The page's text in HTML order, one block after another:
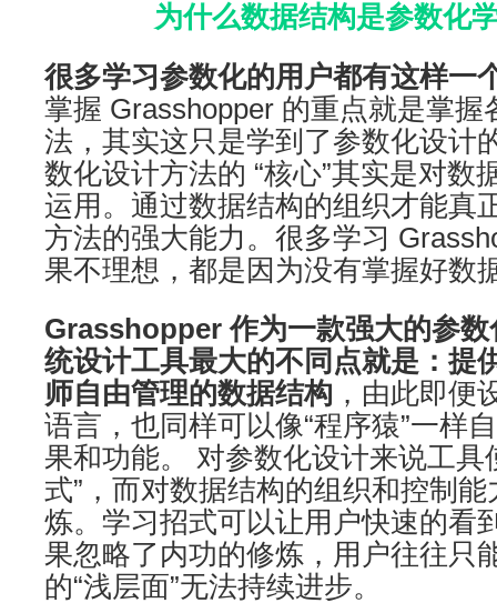
为什么数据结构是参数化
很多学习参数化的用户都有这样一
掌握 Grasshopper 的重点就是掌握
法，其实这只是学到了参数化设计
数化设计方法的 “核心”其实是对数
运用。通过数据结构的组织才能真
方法的强大能力。很多学习
果不理想，都是因为没有掌握好数
Grasshopper 作为一款强大的参
统设计工具最大的不同点就是：提
师自由管理的数据结构 ，由此即便
语言，也同样可以像“程序猿”一样
果和功能。 对参数化设计来说工具
式”，而对数据结构的组织和控制能
炼。学习招式可以让用户快速的看
果忽略了内功的修炼，用户往往只
的“浅层面”无法持续进步。